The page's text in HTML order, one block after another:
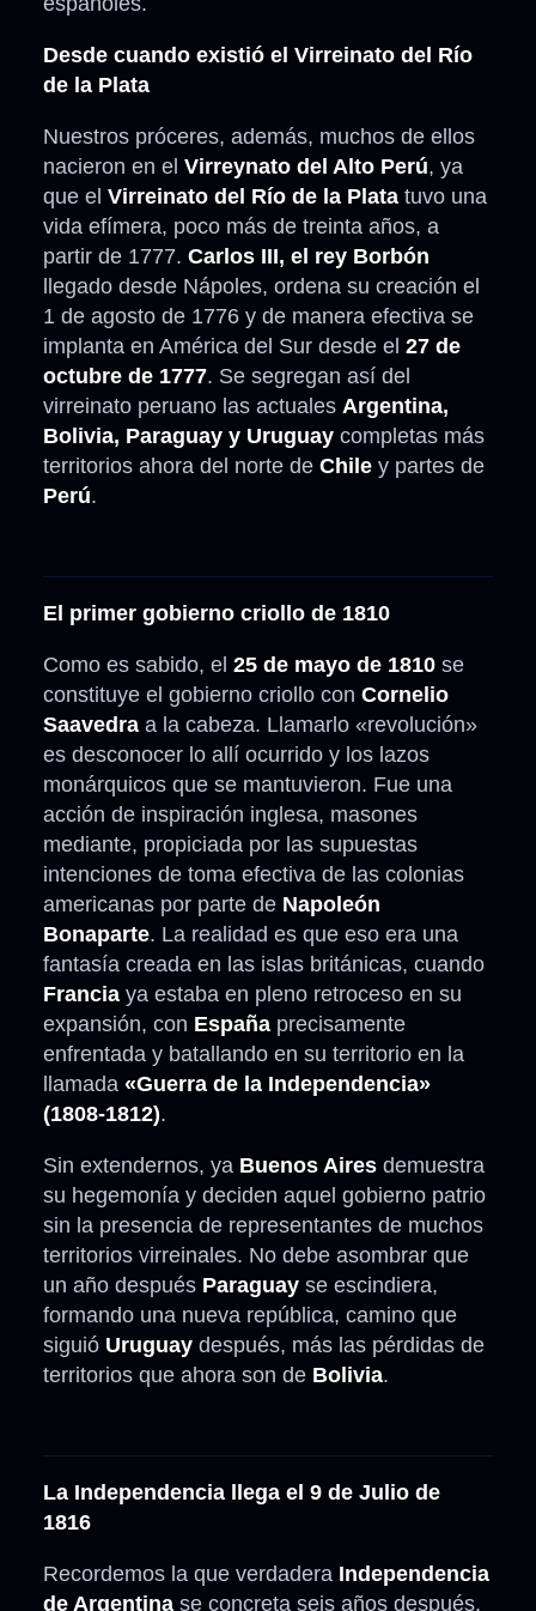
Desde cuando existió el Virreinato del Río
de la Plata
Nuestros próceres, además, muchos de ellos
nacieron en el Virreynato del Alto Perú, ya
que el Virreinato del Río de la Plata tuvo una
vida efímera, poco más de treinta años, a
partir de 1777. Carlos III, el rey Borbón
llegado desde Nápoles, ordena su creación el
1 de agosto de 1776 y de manera efectiva se
implanta en América del Sur desde el 27 de
octubre de 1777. Se segregan así del
virreinato peruano las actuales Argentina,
Bolivia, Paraguay y Uruguay completas más
territorios ahora del norte de Chile y partes de
Perú.
El primer gobierno criollo de 1810
Como es sabido, el 25 de mayo de 1810 se
constituye el gobierno criollo con Cornelio
Saavedra a la cabeza. Llamarlo «revolución»
es desconocer lo allí ocurrido y los lazos
monárquicos que se mantuvieron. Fue una
acción de inspiración inglesa, masones
mediante, propiciada por las supuestas
intenciones de toma efectiva de las colonias
americanas por parte de Napoleón
Bonaparte. La realidad es que eso era una
fantasía creada en las islas británicas, cuando
Francia ya estaba en pleno retroceso en su
expansión, con España precisamente
enfrentada y batallando en su territorio en la
llamada «Guerra de la Independencia»
(1808-1812).
Sin extendernos, ya Buenos Aires demuestra
su hegemonía y deciden aquel gobierno patrio
sin la presencia de representantes de muchos
territorios virreinales. No debe asombrar que
un año después Paraguay se escindiera,
formando una nueva república, camino que
siguió Uruguay después, más las pérdidas de
territorios que ahora son de Bolivia.
La Independencia llega el 9 de Julio de
1816
Recordemos la que verdadera Independencia
de Argentina se concreta seis años después,